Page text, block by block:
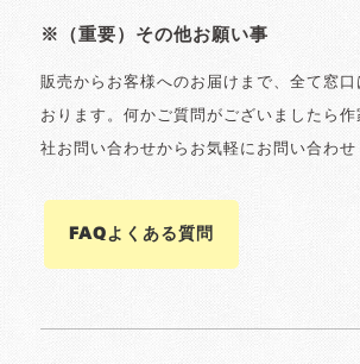
※（重要）その他お願い事
販売からお客様へのお届けまで、全て窓口
おります。何かご質問がございましたら
社お問い合わせからお気軽にお問い合わせ
FAQよくある質問